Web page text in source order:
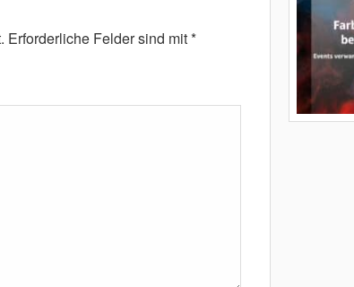
Erforderliche Felder sind mit*